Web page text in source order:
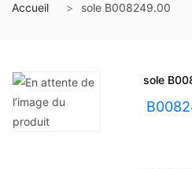
Accueil sole B008249.00
sole